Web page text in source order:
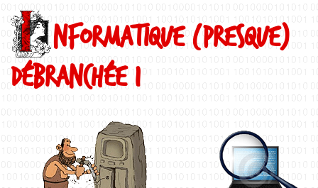
nformatique (presque)
débranchée 1